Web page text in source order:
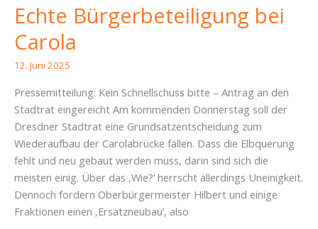
Echte Bürgerbeteiligung bei
Carola
12. Juni 2025
Pressemitteilung: Kein Schnellschuss bitte – Antrag an den
Stadtrat eingereicht Am kommenden Donnerstag soll der
Dresdner Stadtrat eine Grundsatzentscheidung zum
Wiederaufbau der Carolabrücke fällen. Dass die Elbquerung
fehlt und neu gebaut werden muss, darin sind sich die
meisten einig. Über das ‚Wie?‘ herrscht allerdings Uneinigkeit.
Dennoch fordern Oberbürgermeister Hilbert und einige
Fraktionen einen ‚Ersatzneubau‘, also